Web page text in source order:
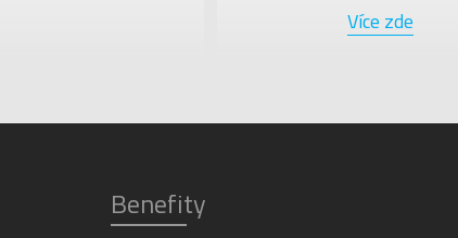
Více zde
Benefity